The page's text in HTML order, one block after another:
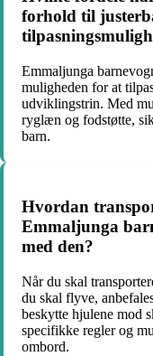
forhold til
Emmaljunga
muligheden for at
udviklingstrin. Med
ryglæn og fodstøtte,
barn.
Hvordan
Emmaljunga
med den?
Når du skal
du skal flyve,
beskytte hjulene mod
specifikke regler og
ombord.